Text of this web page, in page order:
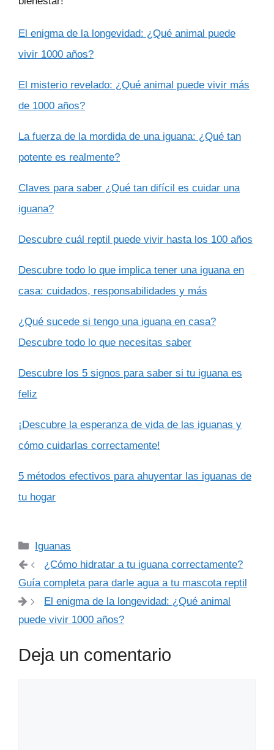
El enigma de la longevidad: ¿Qué animal puede
vivir 1000 años?
El misterio revelado: ¿Qué animal puede vivir más
de 1000 años?
La fuerza de la mordida de una iguana: ¿Qué tan
potente es realmente?
Claves para saber ¿Qué tan difícil es cuidar una
iguana?
Descubre cuál reptil puede vivir hasta los 100 años
Descubre todo lo que implica tener una iguana en
casa: cuidados, responsabilidades y más
¿Qué sucede si tengo una iguana en casa?
Descubre todo lo que necesitas saber
Descubre los 5 signos para saber si tu iguana es
feliz
¡Descubre la esperanza de vida de las iguanas y
cómo cuidarlas correctamente!
5 métodos efectivos para ahuyentar las iguanas de
tu hogar
Categorías
Iguanas
¿Cómo hidratar a tu iguana correctamente?
Guía completa para darle agua a tu mascota reptil
El enigma de la longevidad: ¿Qué animal
puede vivir 1000 años?
Deja un comentario